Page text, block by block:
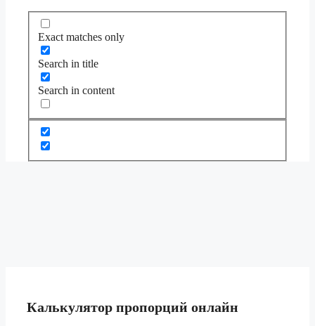
Exact matches only
Search in title
Search in content
Калькулятор пропорций онлайн